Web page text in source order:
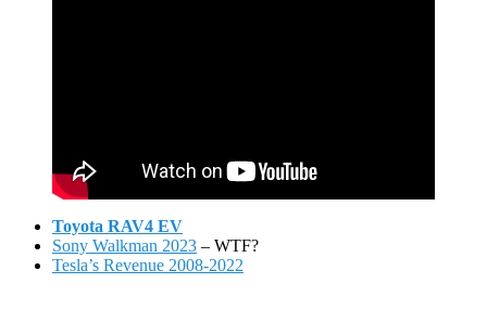
Toyota RAV4 EV
Sony Walkman 2023 – WTF?
Tesla’s Revenue 2008-2022